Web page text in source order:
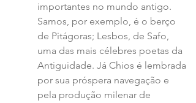
importantes no mundo antigo.
Samos, por exemplo, é o berço
de Pitágoras; Lesbos, de Safo,
uma das mais célebres poetas da
Antiguidade. Já Chios é lembrada
por sua próspera navegação e
pela produção milenar de